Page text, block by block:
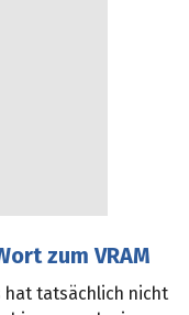
zum VRAM
hat tatsächlich nicht